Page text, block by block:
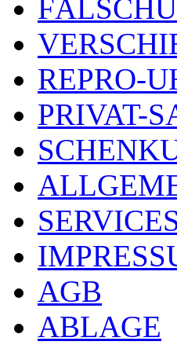
REPRO-
PRIVAT-
AGB
ABLAGE